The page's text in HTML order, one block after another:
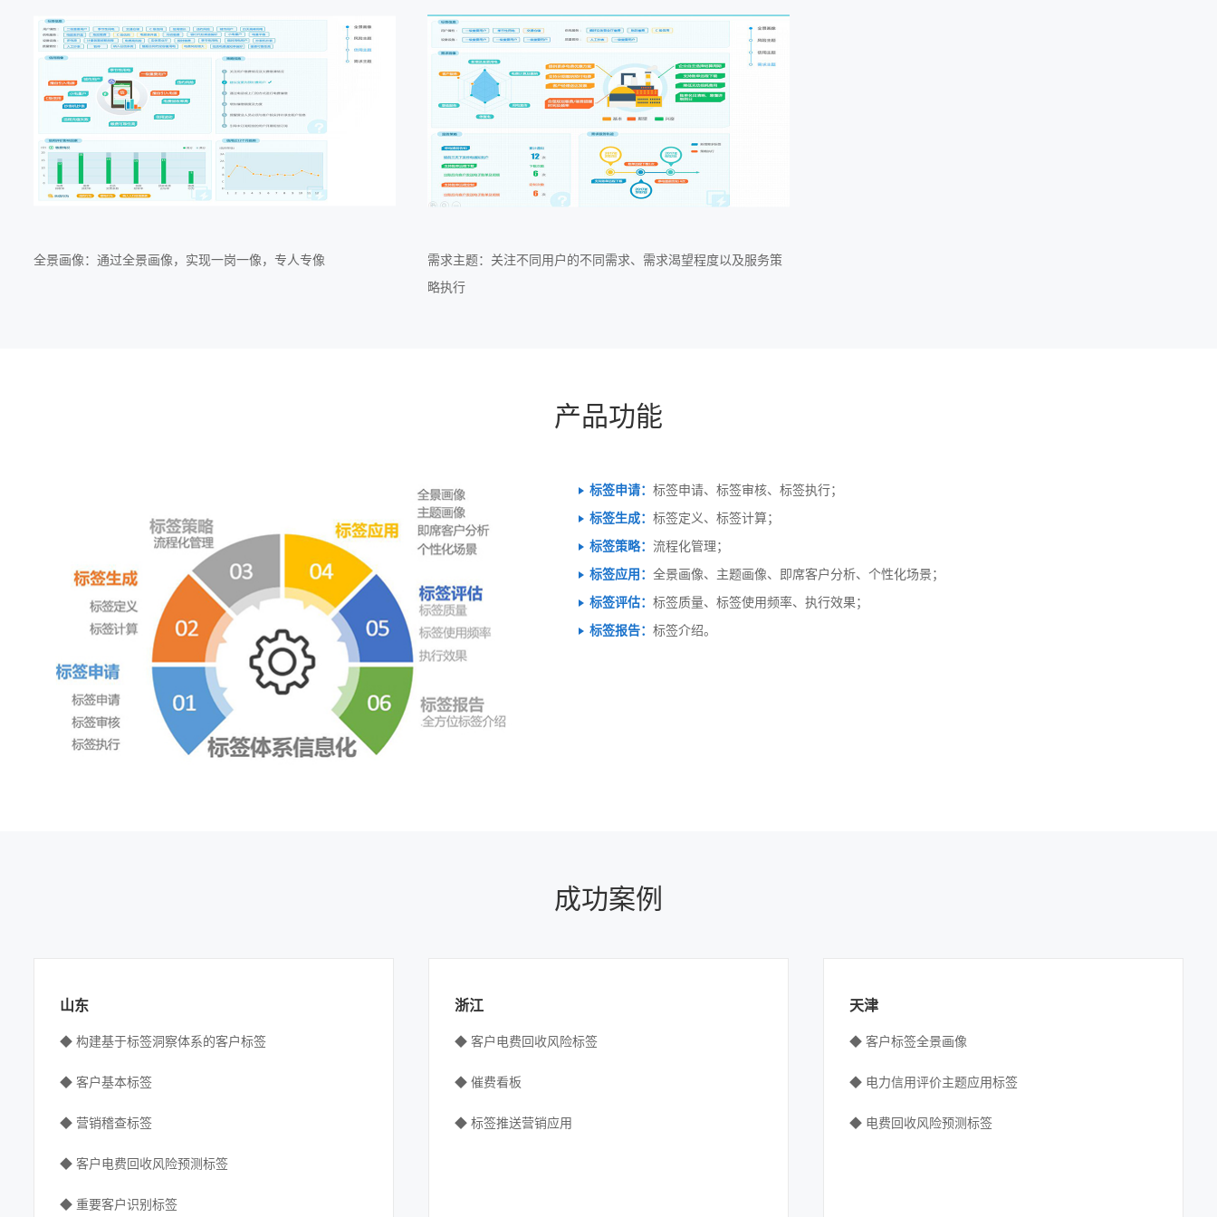
全景画像：通过全景画像，实现一岗一像，专人专像
需求主题：关注不同用户的不同需求、需求渴望程度以及服务策
略执行
产品功能
标签申请： 标签申请、标签审核、标签执行；
标签生成： 标签定义、标签计算；
标签策略： 流程化管理；
标签应用： 全景画像、主题画像、即席客户分析、个性化场景；
标签评估： 标签质量、标签使用频率、执行效果；
标签报告： 标签介绍。
成功案例
山东
◆ 构建基于标签洞察体系的客户标签
◆ 客户基本标签
◆ 营销稽查标签
◆ 客户电费回收风险预测标签
◆ 重要客户识别标签
浙江
◆ 客户电费回收风险标签
◆ 催费看板
◆ 标签推送营销应用
天津
◆ 客户标签全景画像
◆ 电力信用评价主题应用标签
◆ 电费回收风险预测标签